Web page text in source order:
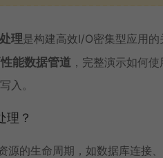
理是构建高效I/O密集型应用
能数据管道 ，完整演示如何使
入。
理？
源的生命周期，如数据库连接